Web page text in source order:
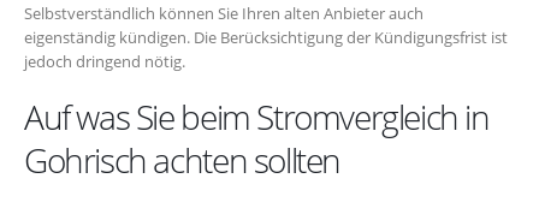
Selbstverständlich können Sie Ihren alten Anbieter auch
eigenständig kündigen. Die Berücksichtigung der Kündigungsfrist ist
jedoch dringend nötig.
Auf was Sie beim Stromvergleich in
Gohrisch achten sollten